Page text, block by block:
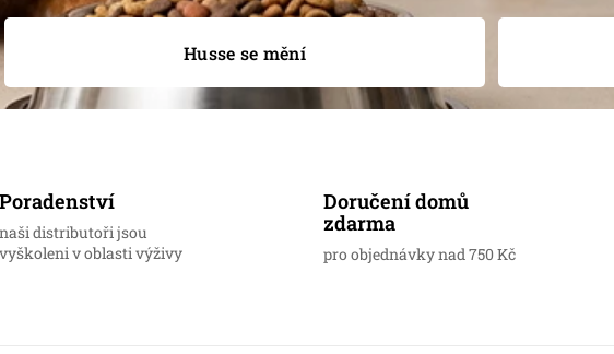
Husse se mění
Poradenství
naši distributoři jsou
vyškoleni v oblasti výživy
Doručení domů
zdarma
pro objednávky nad 750 Kč